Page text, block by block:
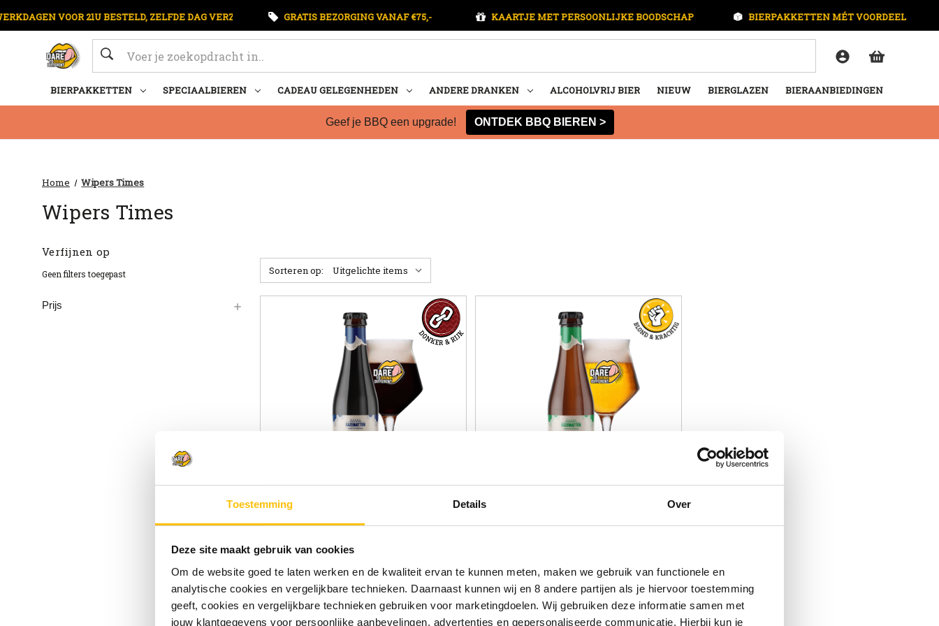
Toestemming Details Over
Deze site maakt gebruik van cookies
Om de website goed te laten werken en de kwaliteit ervan te kunnen meten, maken we gebruik van functionele en
analytische cookies en vergelijkbare technieken. Daarnaast kunnen wij en 8 andere partijen als je hiervoor toestemming
geeft, cookies en vergelijkbare technieken gebruiken voor marketingdoelen. Wij gebruiken deze informatie samen met
jouw klantgegevens voor persoonlijke aanbevelingen, advertenties en gepersonaliseerde communicatie. Hierbij kun je
GRATIS BEZORGING VANAF €75,- KAARTJE MET PERSOONLIJKE BOODSCHAP BIERPAKKETTEN MÉT VOORDEEL 100% BREUKGARANTIE
Zoeken
BIERPAKKETTEN SPECIAALBIEREN CADEAU GELEGENHEDEN ANDERE DRANKEN ALCOHOLVRIJ BIER NIEUW BIERGLAZEN BIERAANBIEDINGEN
Geef je BBQ een upgrade! ONTDEK BBQ BIEREN >
Home Wipers Times
Wipers Times
Verfijnen op
Geen filters toegepast
Prijs
Sorteren op:
33cl
€2.39
fles 33cl
€2.69